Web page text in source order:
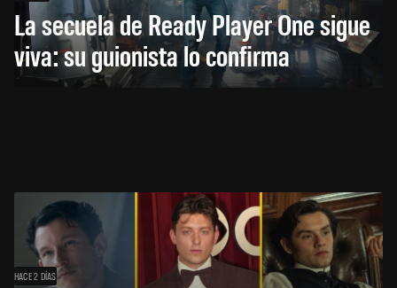
La secuela de Ready Player One sigue
viva: su guionista lo confirma
HACE 2 DÍAS